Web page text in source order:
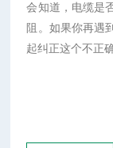
会知道，电缆是
阻。如果你再遇
起纠正这个不正